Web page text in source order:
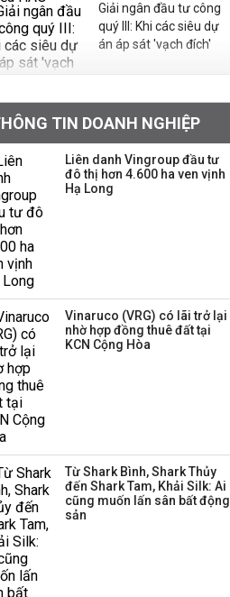
Giải ngân đầu tư công
quý III: Khi các siêu dự
án áp sát 'vạch đích'
triển quỹ hưu trí: Từ tiết
kiệm gia đình thành
nguồn cấp vốn dài hạn
và kinh nghiệm từ
Malaysia
Iran xem xét cấm tàu
VPBankS xin từ nhiệm
TIN DOANH NGHIỆP
Liên danh Vingroup đầu tư
đô thị hơn 4.600 ha ven vịnh
Hạ Long
Vinaruco (VRG) có lãi trở lại
nhờ hợp đồng thuê đất tại
KCN Cộng Hòa
Từ Shark Bình, Shark Thủy
đến Shark Tam, Khải Silk: Ai
cũng muốn lấn sân bất động
sản